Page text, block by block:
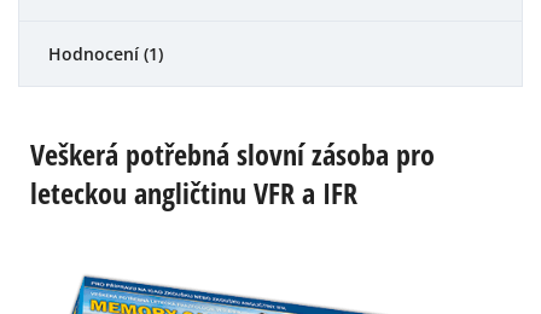
Hodnocení (1)
Veškerá potřebná slovní zásoba pro
leteckou angličtinu VFR a IFR